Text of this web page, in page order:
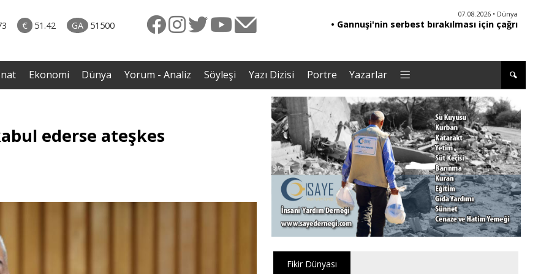
€ 51.42 GA 51500
07.08.2026 • Dünya
• Gannuşi'nin serbest bırakılması için çağrı
06.08.2026 • Yorum - Analiz
• Ebeveynliğin Kalbi: Duygusal Zekâ ile Çocuk
Ekonomi Dünya Yorum - Analiz Söyleşi Yazı Dizisi Portre Yazarlar
ederse ateşkes
Fikir Dünyası